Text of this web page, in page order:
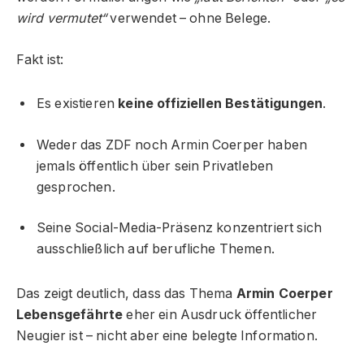
wird vermutet“verwendet – ohne Belege.
Fakt ist:
Es existieren keine offiziellen Bestätigungen.
Weder das ZDF noch Armin Coerper haben
jemals öffentlich über sein Privatleben
gesprochen.
Seine Social-Media-Präsenz konzentriert sich
ausschließlich auf berufliche Themen.
Das zeigt deutlich, dass das Thema Armin Coerper
Lebensgefährte eher ein Ausdruck öffentlicher
Neugier ist – nicht aber eine belegte Information.